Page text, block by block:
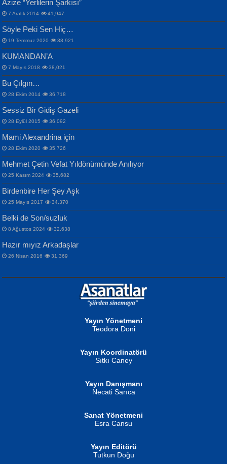
VAHDETTİN YİĞİTCAN
Samimiyet Nedir?...
İPEK ACAR SERT
Gazze’nin Şecaati, Ümmetin İmtihanı...
MAHMUT GÜRBÜZ
İbrahim Olmak ve Bitirebilmek...
NURAN KÖSE BAYDAR
Bülent Sağlam
Mescid-i Aksâ Üstüne Ay!...
Selahattin Yıldız
İdrakimle Üşürken...
Songül Özel
Mahzen...
Ben Deniz Değilim ki...
Otuz Beş Yaş Şiiri...
ERDEM BAYAZIT
Sana, Bana, Vatanıma, Ülkemin
İnsanlarına Dair...
NAZIM HİKMET RAN
Bir Cezaevinde, Tecritteki Adamın
Mektupları...
Azize “Yerlilerin Şarkısı”
7 Aralık 2014 41,947
Söyle Peki Sen Hiç…
19 Temmuz 2020 38,921
KUMANDAN’A
7 Mayıs 2018 38,021
Bu Çılgın…
28 Ekim 2014 36,718
Sessiz Bir Gidiş Gazeli
28 Eylül 2015 36,092
Mami Alexandrina için
28 Ekim 2020 35,726
Mehmet Çetin Vefat Yıldönümünde Anılıyor
25 Kasım 2024 35,682
Birdenbire Her Şey Aşk
25 Mayıs 2017 34,370
Belki de Son/suzluk
8 Ağustos 2024 32,638
Hazır mıyız Arkadaşlar
26 Nisan 2016 31,369
Yayın Yönetmeni
Teodora Doni
Yayın Koordinatörü
Sıtkı Caney
Yayın Danışmanı
Necati Sarıca
Sanat Yönetmeni
Esra Cansu
Yayın Editörü
Tutkun Doğu